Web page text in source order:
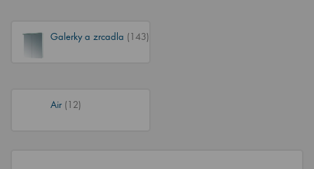
Galerky a zrcadla (143)
Air (12)